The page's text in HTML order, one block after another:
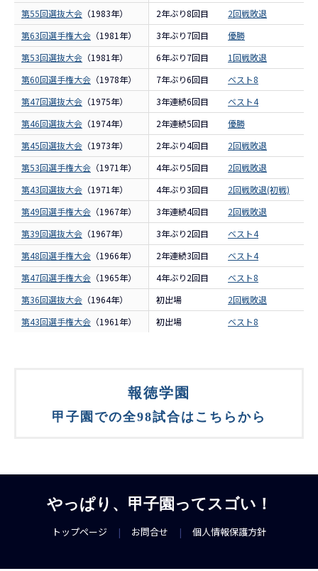
第55回選抜大会 （1983年） 2年ぶり8回目 2回戦敗退
第63回選手権大会 （1981年） 3年ぶり7回目 優勝
第53回選抜大会 （1981年） 6年ぶり7回目 1回戦敗退
第60回選手権大会 （1978年） 7年ぶり6回目 ベスト8
第47回選抜大会 （1975年） 3年連続6回目 ベスト4
第46回選抜大会 （1974年） 2年連続5回目 優勝
第45回選抜大会 （1973年） 2年ぶり4回目 2回戦敗退
第53回選手権大会 （1971年） 4年ぶり5回目 2回戦敗退
第43回選抜大会 （1971年） 4年ぶり3回目 2回戦敗退(初戦)
第49回選手権大会 （1967年） 3年連続4回目 2回戦敗退
第39回選抜大会 （1967年） 3年ぶり2回目 ベスト4
第48回選手権大会 （1966年） 2年連続3回目 ベスト4
第47回選手権大会 （1965年） 4年ぶり2回目 ベスト8
第36回選抜大会 （1964年） 初出場 2回戦敗退
第43回選手権大会 （1961年） 初出場 ベスト8
報徳学園
甲子園での全98試合はこちらから
やっぱり、甲子園ってスゴい！
トップページ | お問合せ | 個人情報保護方針